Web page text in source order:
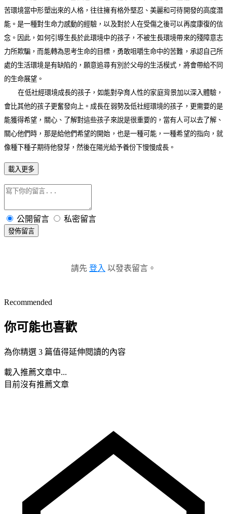
苦環境當中形塑出來的人格，往往擁有格外堅忍、美麗和可待開發的高度潛
能。是一種對生命力感動的經驗，以及對於人在受傷之後可以再度康復的信
念。因此，如何引導生長於此環境中的孩子， 不被生長環境帶來的殘障意志
力所欺騙，而能轉為思考生命的目標，勇敢咀嚼生命中的苦難，承認自己所
處的生活環境是有缺陷的，願意追尋有別於父母的生活模式，將會帶給不同
的生命展望。
在低社經環境成長的孩子，如能對孕育人性的家庭背景加以深入體驗，
會比其他的孩子更奮發向上。 成長在弱勢及低社經環境的孩子，更需要的是
能獲得希望，關心、了解對這些孩子來說是很重要的，當有人可以去了解、
關心他們時，那是給他們希望的開始，也是一種可能，一種希望的指向，就
像種下種子期待他發芽，然後在陽光給予養份下慢慢成長。
載入更多
公開留言 私密留言
發佈留言
請先 登入 以發表留言。
Recommended
你可能也喜歡
為你精選 3 篇值得延伸閱讀的內容
載入推薦文章中...
目前沒有推薦文章